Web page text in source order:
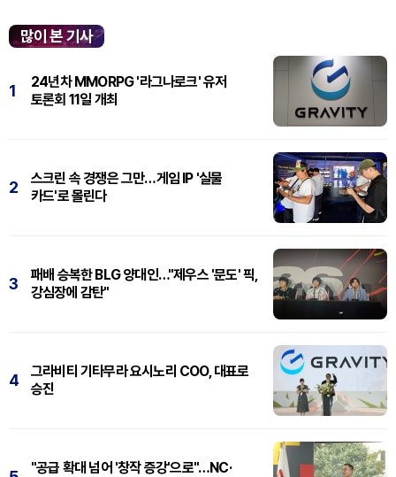
많이 본 기사
1
24년차 MMORPG '라그나로크' 유저
토론회 11일 개최
2
스크린 속 경쟁은 그만…게임 IP '실물
카드'로 몰린다
3
패배 승복한 BLG 양대인…"제우스 '문도' 픽,
강심장에 감탄"
4
그라비티 기타무라 요시노리 COO, 대표로
승진
"공급 확대 넘어 '창작 증강'으로"…NC·